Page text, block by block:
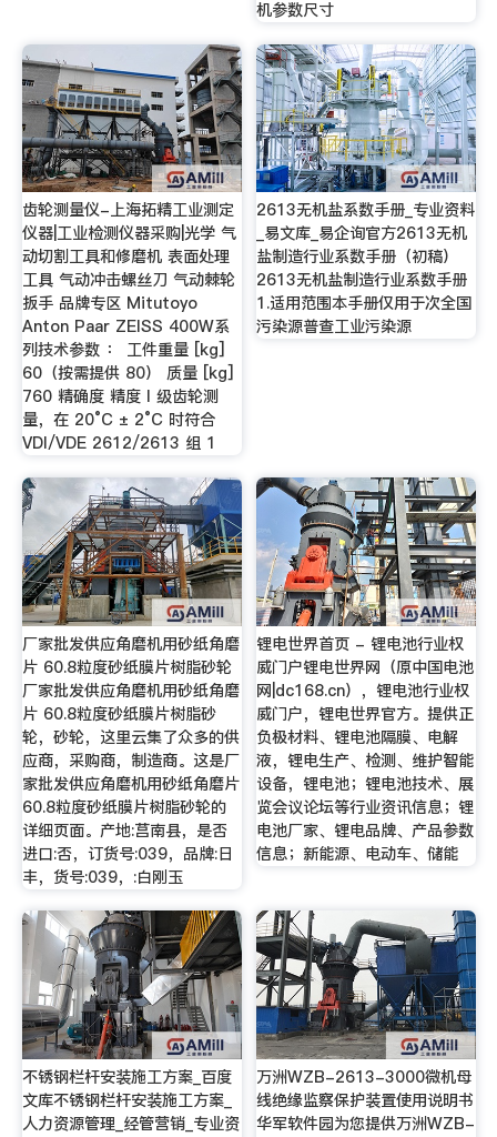
机参数尺寸
齿轮测量仪-上海拓精工业测定
仪器|工业检测仪器采购|光学 气
动切割工具和修磨机 表面处理
工具 气动冲击螺丝刀 气动棘轮
扳手 品牌专区 Mitutoyo
Anton Paar ZEISS 400W系
列技术参数 ： 工件重量 [kg]
60（按需提供 80） 质量 [kg]
760 精确度 精度 I 级齿轮测
量，在 20°C ± 2°C 时符合
VDI/VDE 2612/2613 组 1
2613无机盐系数手册_专业资料
_易文库_易企询官方2613无机
盐制造行业系数手册（初稿）
2613无机盐制造行业系数手册
1.适用范围本手册仅用于次全国
污染源普查工业污染源
厂家批发供应角磨机用砂纸角磨
片 60.8粒度砂纸膜片树脂砂轮
厂家批发供应角磨机用砂纸角磨
片 60.8粒度砂纸膜片树脂砂
轮，砂轮，这里云集了众多的供
应商，采购商，制造商。这是厂
家批发供应角磨机用砂纸角磨片
60.8粒度砂纸膜片树脂砂轮的
详细页面。产地:莒南县，是否
进口:否，订货号:039，品牌:日
丰，货号:039，:白刚玉
锂电世界首页 - 锂电池行业权
威门户锂电世界网（原中国电池
网|dc168.cn），锂电池行业权
威门户，锂电世界官方。提供正
负极材料、锂电池隔膜、电解
液，锂电生产、检测、维护智能
设备，锂电池；锂电池技术、展
览会议论坛等行业资讯信息；锂
电池厂家、锂电品牌、产品参数
信息；新能源、电动车、储能
不锈钢栏杆安装施工方案_百度
文库不锈钢栏杆安装施工方案_
人力资源管理_经管营销_专业资
万洲WZB-2613-3000微机母
线绝缘监察保护装置使用说明书
华军软件园为您提供万洲WZB-